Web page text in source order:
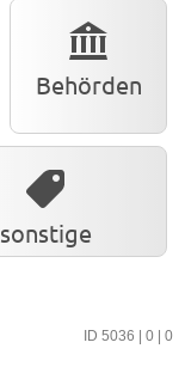
Behörden
sonstige
ID 5036 | 0 | 0